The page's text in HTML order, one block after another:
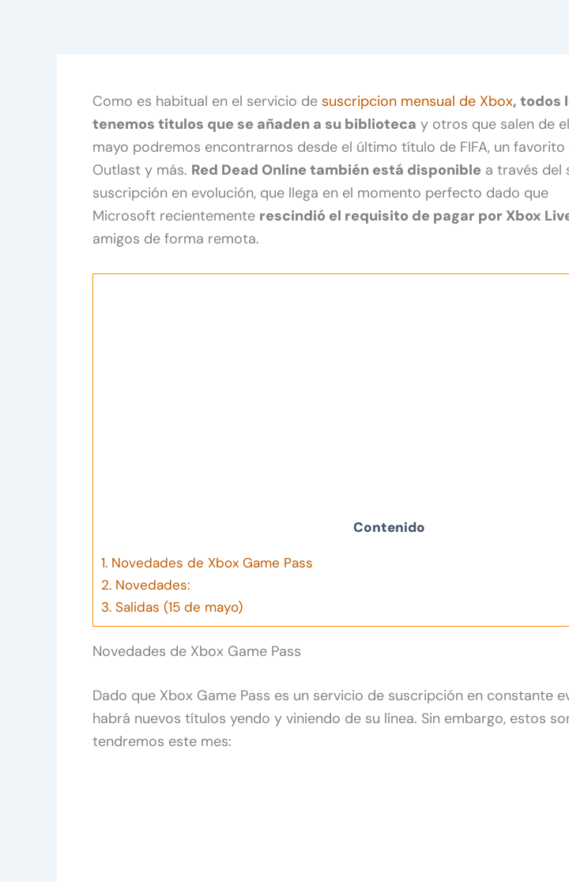
Como es habitual en el servicio de suscripcion mensual de Xbox, todos
tenemos titulos que se añaden a su biblioteca y otros que salen de
mayo podremos encontrarnos desde el último título de FIFA, un
Outlast y más. Red Dead Online también está disponible a través del
suscripción en evolución, que llega en el momento perfecto dado que
Microsoft recientemente rescindió el requisito de pagar por Xbox
amigos de forma remota.
Contenido
1. Novedades de Xbox Game Pass
2. Novedades:
3. Salidas (15 de mayo)
Novedades de Xbox Game Pass
Dado que Xbox Game Pass es un servicio de suscripción en constante
habrá nuevos títulos yendo y viniendo de su línea. Sin embargo, estos
tendremos este mes: